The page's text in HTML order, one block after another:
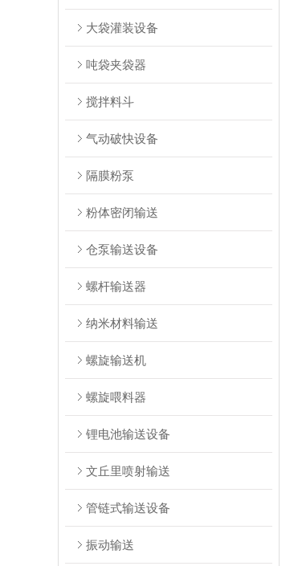
大袋灌装设备
吨袋夹袋器
搅拌料斗
气动破快设备
隔膜粉泵
粉体密闭输送
仓泵输送设备
螺杆输送器
纳米材料输送
螺旋输送机
螺旋喂料器
锂电池输送设备
文丘里喷射输送
管链式输送设备
振动输送